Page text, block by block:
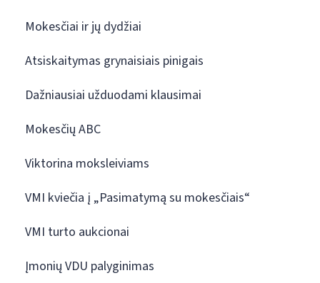
Mokesčiai ir jų dydžiai
Atsiskaitymas grynaisiais pinigais
Dažniausiai užduodami klausimai
Mokesčių ABC
Viktorina moksleiviams
VMI kviečia į „Pasimatymą su mokesčiais“
VMI turto aukcionai
Įmonių VDU palyginimas